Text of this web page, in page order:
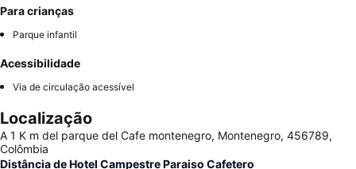
Para crianças
Parque infantil
Acessibilidade
Via de circulação acessível
Localização
A 1 K m del parque del Cafe montenegro, Montenegro, 456789,
Colômbia
Distância de Hotel Campestre Paraiso Cafetero